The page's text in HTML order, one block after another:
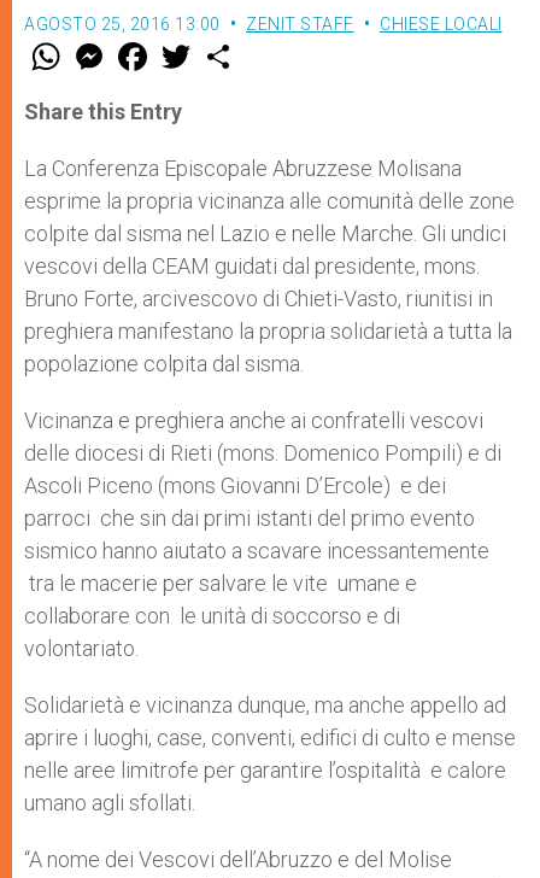
AGOSTO 25, 2016 13:00 ZENIT STAFF CHIESE LOCALI
W
t
s
p
p
M
e
s
e
g
e
r
F
a
e
b
o
k
w
r
Share this Entry
La Conferenza Episcopale Abruzzese Molisana
esprime la propria vicinanza alle comunità delle zone
colpite dal sisma nel Lazio e nelle Marche. Gli undici
vescovi della CEAM guidati dal presidente, mons.
Bruno Forte, arcivescovo di Chieti-Vasto, riunitisi in
preghiera manifestano la propria solidarietà a tutta la
popolazione colpita dal sisma.
Vicinanza e preghiera anche ai confratelli vescovi
delle diocesi di Rieti (mons. Domenico Pompili) e di
Ascoli Piceno (mons Giovanni D’Ercole) e dei
parroci che sin dai primi istanti del primo evento
sismico hanno aiutato a scavare incessantemente
tra le macerie per salvare le vite umane e
collaborare con le unità di soccorso e di
volontariato.
Solidarietà e vicinanza dunque, ma anche appello ad
aprire i luoghi, case, conventi, edifici di culto e mense
nelle aree limitrofe per garantire l’ospitalità e calore
umano agli sfollati.
“A nome dei Vescovi dell’Abruzzo e del Molise